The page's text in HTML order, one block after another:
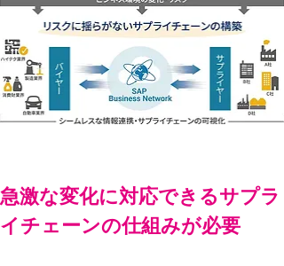
急激な変化に対応できるサプラ
イチェーンの仕組みが必要